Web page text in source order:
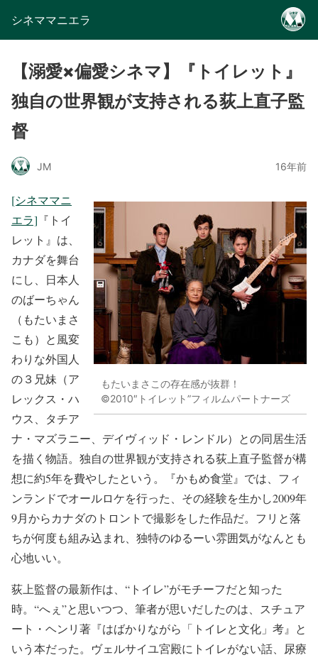
シネママニエラ
【溺愛×偏愛シネマ】『トイレット』
独自の世界観が支持される荻上直子監
督
JM 16年前
もたいまさこの存在感が抜群！
©2010″トイレット”フィルムパートナーズ
[シネママニ
エラ] 『トイ
レット』は、
カナダを舞台
にし、日本人
のばーちゃん
（もたいまさ
こも）と風変
わりな外国人
の３兄妹（ア
レックス・ハ
ウス、タチア
ナ・マズラニー、デイヴィッド・レンドル）との同居生活
を描く物語。独自の世界観が支持される荻上直子監督が構
想に約5年を費やしたという。『かもめ食堂』では、フィ
ンランドでオールロケを行った、その経験を生かし2009年
9月からカナダのトロントで撮影をした作品だ。フリと落
ちが何度も組み込まれ、独特のゆるーい雰囲気がなんとも
心地いい。
荻上監督の最新作は、“トイレ”がモチーフだと知った
時。“へぇ”と思いつつ、筆者が思いだしたのは、スチュア
ート・ヘンリ著『はばかりながら「トイレと文化」考』と
いう本だった。ヴェルサイユ宮殿にトイレがない話、尿療